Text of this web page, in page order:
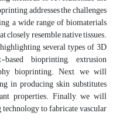
addresses the challenges
a wide range of biomaterials
closely resemble native tissues.
several types of 3D
bioprinting, extrusion
bioprinting. Next, we will
in producing skin substitutes
properties. Finally, we will
to fabricate vascular